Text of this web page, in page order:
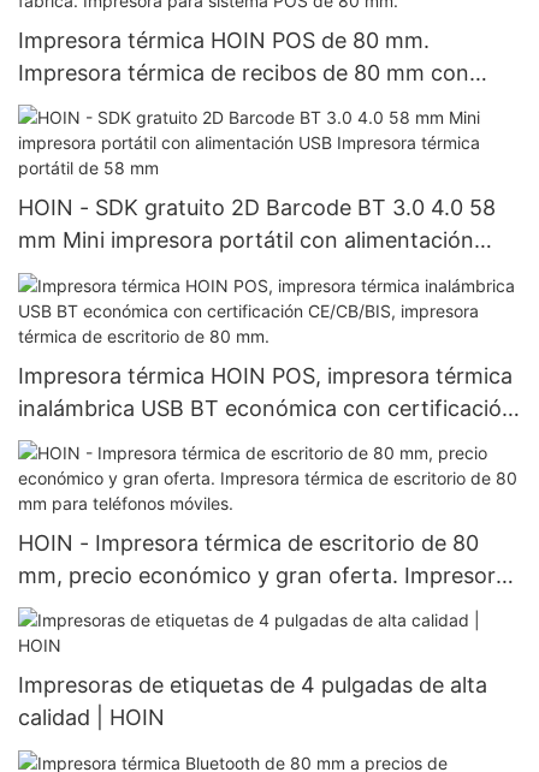
Impresora térmica HOIN POS de 80 mm.
Impresora térmica de recibos de 80 mm con
USB, LAN y RS232. Oferta de fábrica. Impresora
para sistema POS de 80 mm.
HOIN - SDK gratuito 2D Barcode BT 3.0 4.0 58
mm Mini impresora portátil con alimentación
USB Impresora térmica portátil de 58 mm
Impresora térmica HOIN POS, impresora térmica
inalámbrica USB BT económica con certificación
CE/CB/BIS, impresora térmica de escritorio de 80
mm.
HOIN - Impresora térmica de escritorio de 80
mm, precio económico y gran oferta. Impresora
térmica de escritorio de 80 mm para teléfonos
móviles.
Impresoras de etiquetas de 4 pulgadas de alta
calidad | HOIN